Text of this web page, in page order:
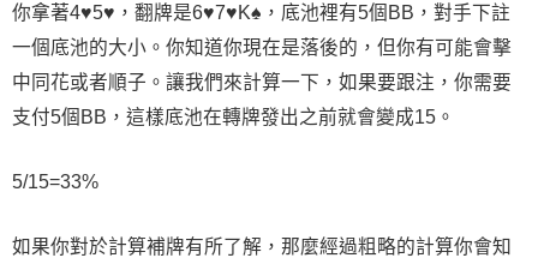
你拿著4♥5♥，翻牌是6♥7♥K♠，底池裡有5個BB，對手下註
一個底池的大小。你知道你現在是落後的，但你有可能會擊
中同花或者順子。讓我們來計算一下，如果要跟注，你需要
支付5個BB，這樣底池在轉牌發出之前就會變成15。
5/15=33%
如果你對於計算補牌有所了解，那麼經過粗略的計算你會知